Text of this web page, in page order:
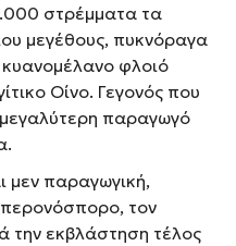
στρέμματα τα
μεγέθους, πυκνόραγα
φλοιό
Οίνο. Γεγονός που
παραγωγό
μεν παραγωγική,
τον
την εκβλάστηση τέλος